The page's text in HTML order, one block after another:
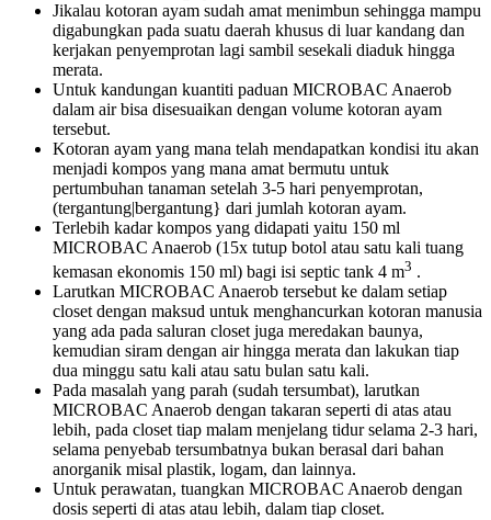
Jikalau kotoran ayam sudah amat menimbun sehingga mampu
digabungkan pada suatu daerah khusus di luar kandang dan
kerjakan penyemprotan lagi sambil sesekali diaduk hingga
merata.
Untuk kandungan kuantiti paduan MICROBAC Anaerob
dalam air bisa disesuaikan dengan volume kotoran ayam
tersebut.
Kotoran ayam yang mana telah mendapatkan kondisi itu akan
menjadi kompos yang mana amat bermutu untuk
pertumbuhan tanaman setelah 3-5 hari penyemprotan,
(tergantung|bergantung} dari jumlah kotoran ayam.
Terlebih kadar kompos yang didapati yaitu 150 ml
MICROBAC Anaerob (15x tutup botol atau satu kali tuang
kemasan ekonomis 150 ml) bagi isi septic tank 4 m3 .
Larutkan MICROBAC Anaerob tersebut ke dalam setiap
closet dengan maksud untuk menghancurkan kotoran manusia
yang ada pada saluran closet juga meredakan baunya,
kemudian siram dengan air hingga merata dan lakukan tiap
dua minggu satu kali atau satu bulan satu kali.
Pada masalah yang parah (sudah tersumbat), larutkan
MICROBAC Anaerob dengan takaran seperti di atas atau
lebih, pada closet tiap malam menjelang tidur selama 2-3 hari,
selama penyebab tersumbatnya bukan berasal dari bahan
anorganik misal plastik, logam, dan lainnya.
Untuk perawatan, tuangkan MICROBAC Anaerob dengan
dosis seperti di atas atau lebih, dalam tiap closet.